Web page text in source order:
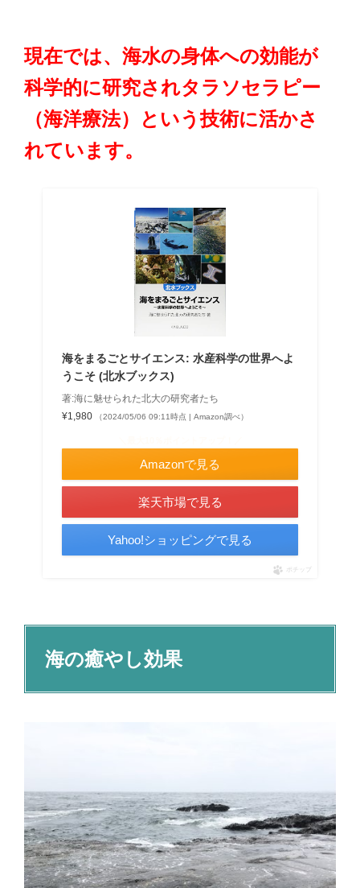
現在では、海水の身体への効能が
科学的に研究されタラソセラピー
（海洋療法）という技術に活かさ
れています。
海をまるごとサイエンス: 水産科学の世界へよ
うこそ (北水ブックス)
著:海に魅せられた北大の研究者たち
¥1,980
（2024/05/06 09:11時点 | Amazon調べ）
Amazonで見る
楽天市場で見る
Yahoo!ショッピングで見る
ポチップ
海の癒やし効果